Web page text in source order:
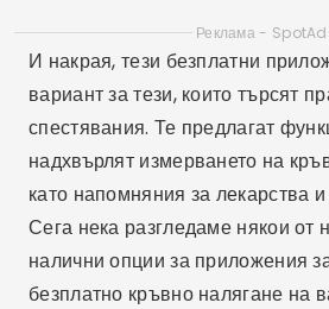
Реклама -
И накрая, тези безплатни
вариант за тези, които търсят
спестявания. Те предлагат
надхвърлят измерването на
като напомняния за лекарства
Сега нека разгледаме някои от
налични опции за приложения
безплатно кръвно налягане на